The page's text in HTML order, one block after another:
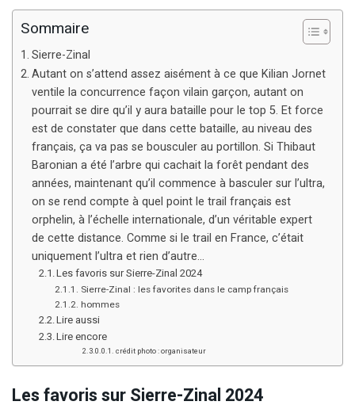
Sommaire
Sierre-Zinal
Autant on s’attend assez aisément à ce que Kilian Jornet
ventile la concurrence façon vilain garçon, autant on
pourrait se dire qu’il y aura bataille pour le top 5. Et force
est de constater que dans cette bataille, au niveau des
français, ça va pas se bousculer au portillon. Si Thibaut
Baronian a été l’arbre qui cachait la forêt pendant des
années, maintenant qu’il commence à basculer sur l’ultra,
on se rend compte à quel point le trail français est
orphelin, à l’échelle internationale, d’un véritable expert
de cette distance. Comme si le trail en France, c’était
uniquement l’ultra et rien d’autre…
Les favoris sur Sierre-Zinal 2024
Sierre-Zinal : les favorites dans le camp français
hommes
Lire aussi
Lire encore
crédit photo : organisateur
Les favoris sur Sierre-Zinal 2024